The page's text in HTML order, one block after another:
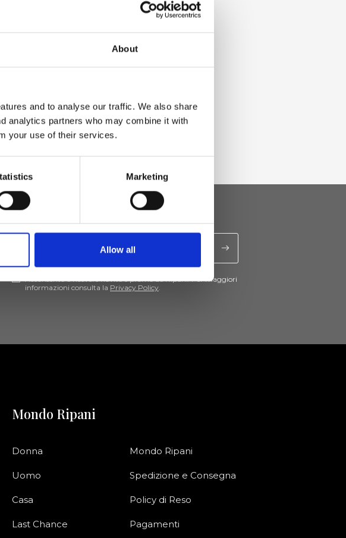
About
and to analyse our traffic. We also share
analytics partners who may combine it with
your use of their services.
Marketing
Allow all
Acconsento a ricevere novità e promo da Ripani. Per maggiori
informazioni consulta la Privacy Policy
Mondo Ripani
Donna
Uomo
Casa
Last Chance
Mondo Ripani
Spedizione e Consegna
Policy di Reso
Pagamenti